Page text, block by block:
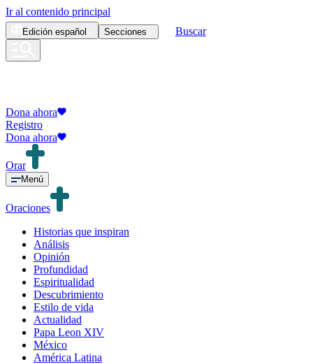
Ir al contenido principal
Edición español Secciones Buscar
Dona ahora
Registro
Dona ahora
Orar
Menú
Oraciones
Historias que inspiran
Análisis
Opinión
Profundidad
Espiritualidad
Descubrimiento
Estilo de vida
Actualidad
Papa Leon XIV
México
América Latina